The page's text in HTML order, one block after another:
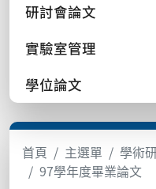
研討會論文
實驗室管理
學位論文
首頁 主選單 學術
97學年度畢業論文